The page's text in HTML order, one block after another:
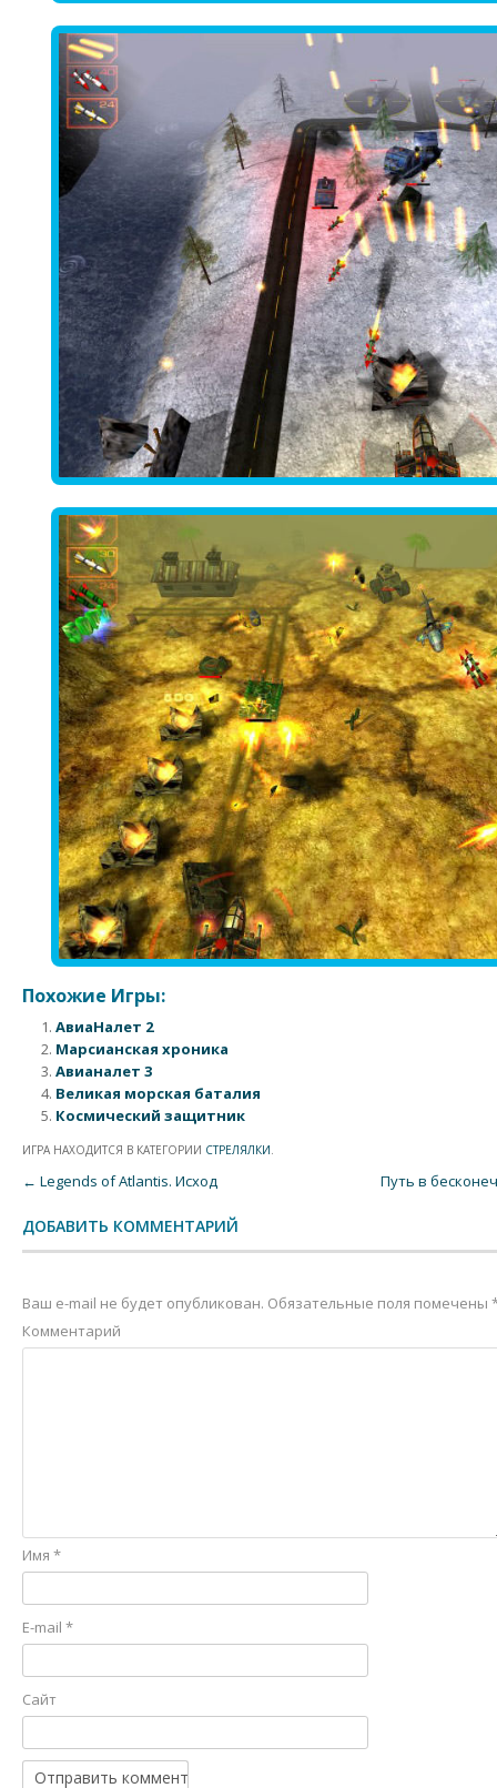
Похожие Игры:
АвиаНалет 2
Марсианская хроника
Авианалет 3
Великая морская баталия
Космический защитник
ИГРА НАХОДИТСЯ В КАТЕГОРИИ СТРЕЛЯЛКИ.
Post navigation
← Legends of Atlantis. Исход Путь в
ДОБАВИТЬ КОММЕНТАРИЙ
Ваш e-mail не будет опубликован. Обязательные поля помечены
Комментарий
Имя *
E-mail *
Сайт